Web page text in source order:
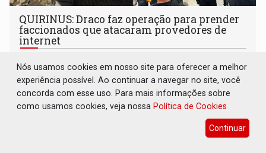
QUIRINUS: Draco faz operação para prender
faccionados que atacaram provedores de
internet
Operação Quirinus é tratada pelas autoridades de
segurança pública como a primeira fase de uma série de
ações
Nós usamos cookies em nosso site para oferecer a melhor
experiência possível. Ao continuar a navegar no site, você
concorda com esse uso. Para mais informações sobre
como usamos cookies, veja nossa Política de Cookies
Continuar